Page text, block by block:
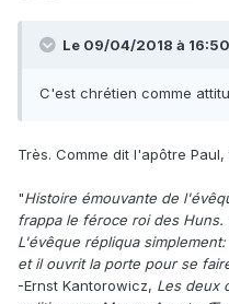
Le 09/04/2018 à
C'est chrétien comme
Très. Comme dit l'apôtre
"Histoire émouvante de
frappa le féroce roi des Huns.
L'évêque répliqua
et il ouvrit la porte pour se
-Ernst Kantorowicz, Les deux